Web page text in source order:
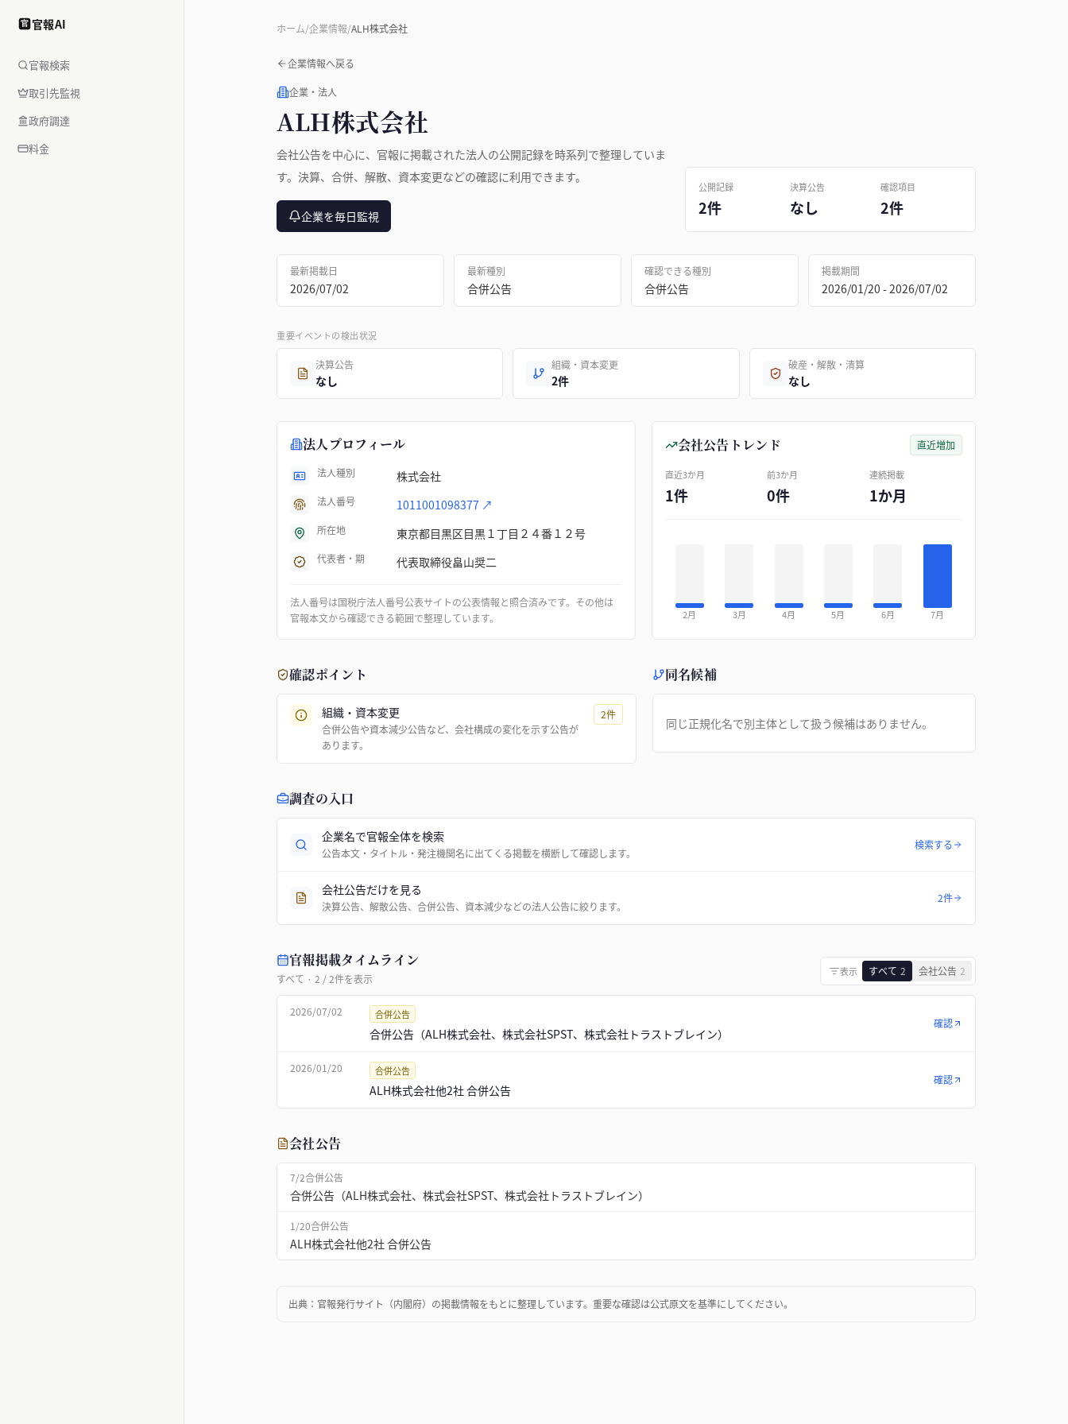
官 官報AI
官報検索
取引先監視
政府調達
料金
ホーム/企業情報/ALH株式会社
企業情報へ戻る
企業・法人
ALH株式会社
会社公告を中心に、官報に掲載された法人の公開記録を時系列で整理していま
す。決算、合併、解散、資本変更などの確認に利用できます。
企業を毎日監視
公開記録
2件
決算公告
なし
確認項目
2件
最新掲載日
2026/07/02
最新種別
合併公告
確認できる種別
合併公告
掲載期間
2026/01/20 - 2026/07/02
重要イベントの検出状況
決算公告
なし
組織・資本変更
2件
破産・解散・清算
なし
法人プロフィール
法人種別 株式会社
法人番号 1011001098377 ↗
所在地 東京都目黒区目黒１丁目２４番１２号
代表者・期 代表取締役畠山奨二
法人番号は国税庁法人番号公表サイトの公表情報と照合済みです。その他は
官報本文から確認できる範囲で整理しています。
会社公告トレンド 直近増加
直近3か月
1件
前3か月
0件
連続掲載
1か月
2月 3月 4月 5月 6月 7月
確認ポイント
組織・資本変更
合併公告や資本減少公告など、会社構成の変化を示す公告が
あります。
2件
同名候補
同じ正規化名で別主体として扱う候補はありません。
調査の入口
企業名で官報全体を検索
公告本文・タイトル・発注機関名に出てくる掲載を横断して確認します。
検索する
会社公告だけを見る
決算公告、解散公告、合併公告、資本減少などの法人公告に絞ります。
2件
官報掲載タイムライン
すべて · 2 /2件を表示
表示 すべて 2 会社公告 2
2026/07/02 合併公告
合併公告（ALH株式会社、株式会社SPST、株式会社トラストブレイン）
確認
2026/01/20 合併公告
ALH株式会社他2社 合併公告
確認
会社公告
7/2合併公告
合併公告（ALH株式会社、株式会社SPST、株式会社トラストブレイン）
1/20合併公告
ALH株式会社他2社 合併公告
出典： 官報発行サイト（内閣府） の掲載情報をもとに整理しています。重要な確認は公式原文を基準にしてください。